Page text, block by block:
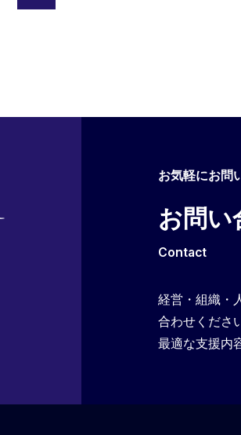
お気軽にお問
お問い
Contact
経営・組織・
合わせくださ
最適な支援内